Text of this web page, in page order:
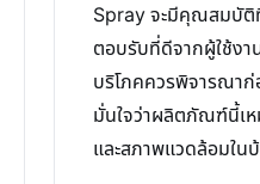
Spray จะมีคุณสมบัติ
ตอบรับที่ดีจากผู้ใช้ง
บริโภคควรพิจารณาก่
มั่นใจว่าผลิตภัณฑ์นี้เ
และสภาพแวดล้อมใ